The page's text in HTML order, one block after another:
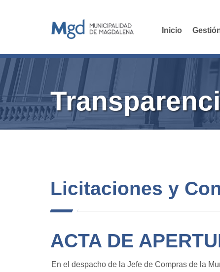
Inicio
Licitaciones y
ACTA DE
En el despacho de la Jefe de Compras de la